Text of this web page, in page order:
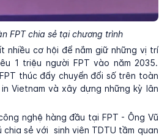
FPT chia sẻ tại chương trình
nhiều cơ hội để nắm giữ những vị trí
1 triệu người FPT vào năm 2035.
thúc đẩy chuyển đổi số trên toàn
Vietnam và xây dựng những kỳ lân
nghệ hàng đầu tại FPT - Ông Vũ
chia sẻ với sinh viên TDTU tầm quan